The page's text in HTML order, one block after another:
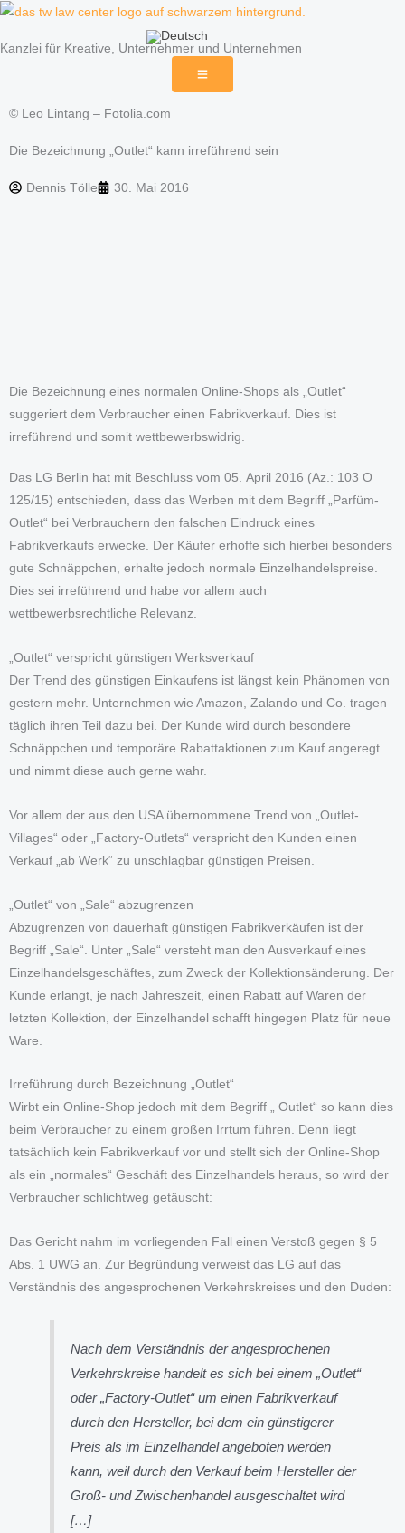
Zum
springen
Kanzlei für Kreative, Unternehmer und Unternehmen
© Leo Lintang – Fotolia.com
Die Bezeichnung „Outlet“ kann irreführend sein
Dennis Tölle 30. Mai 2016
Die Bezeichnung eines normalen Online-Shops als „Outlet“
suggeriert dem Verbraucher einen Fabrikverkauf. Dies ist
irreführend und somit wettbewerbswidrig.
Das LG Berlin hat mit Beschluss vom 05. April 2016 (Az.: 103 O
125/15) entschieden, dass das Werben mit dem Begriff „Parfüm-
Outlet“ bei Verbrauchern den falschen Eindruck eines
Fabrikverkaufs erwecke. Der Käufer erhoffe sich hierbei besonders
gute Schnäppchen, erhalte jedoch normale Einzelhandelspreise.
Dies sei irreführend und habe vor allem auch
wettbewerbsrechtliche Relevanz.
„Outlet“ verspricht günstigen Werksverkauf
Der Trend des günstigen Einkaufens ist längst kein Phänomen von
gestern mehr. Unternehmen wie Amazon, Zalando und Co. tragen
täglich ihren Teil dazu bei. Der Kunde wird durch besondere
Schnäppchen und temporäre Rabattaktionen zum Kauf angeregt
und nimmt diese auch gerne wahr.
Vor allem der aus den USA übernommene Trend von „Outlet-
Villages“ oder „Factory-Outlets“ verspricht den Kunden einen
Verkauf „ab Werk“ zu unschlagbar günstigen Preisen.
„Outlet“ von „Sale“ abzugrenzen
Abzugrenzen von dauerhaft günstigen Fabrikverkäufen ist der
Begriff „Sale“. Unter „Sale“ versteht man den Ausverkauf eines
Einzelhandelsgeschäftes, zum Zweck der Kollektionsänderung. Der
Kunde erlangt, je nach Jahreszeit, einen Rabatt auf Waren der
letzten Kollektion, der Einzelhandel schafft hingegen Platz für neue
Ware.
Irreführung durch Bezeichnung „Outlet“
Wirbt ein Online-Shop jedoch mit dem Begriff „ Outlet“ so kann dies
beim Verbraucher zu einem großen Irrtum führen. Denn liegt
tatsächlich kein Fabrikverkauf vor und stellt sich der Online-Shop
als ein „normales“ Geschäft des Einzelhandels heraus, so wird der
Verbraucher schlichtweg getäuscht:
Das Gericht nahm im vorliegenden Fall einen Verstoß gegen § 5
Abs. 1 UWG an. Zur Begründung verweist das LG auf das
Verständnis des angesprochenen Verkehrskreises und den Duden:
Nach dem Verständnis der angesprochenen
Verkehrskreise handelt es sich bei einem „Outlet“
oder „Factory-Outlet“ um einen Fabrikverkauf
durch den Hersteller, bei dem ein günstigerer
Preis als im Einzelhandel angeboten werden
kann, weil durch den Verkauf beim Hersteller der
Groß- und Zwischenhandel ausgeschaltet wird
[…]